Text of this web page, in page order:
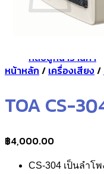
กลับสู่หน้าร้านค้า
หน้าหลัก / เครื่องเสียง/
TOA CS-
฿4,000.00
CS-304 เป็นลำโ